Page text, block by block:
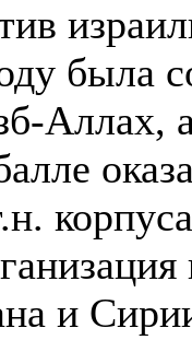
была
Аллах,
и